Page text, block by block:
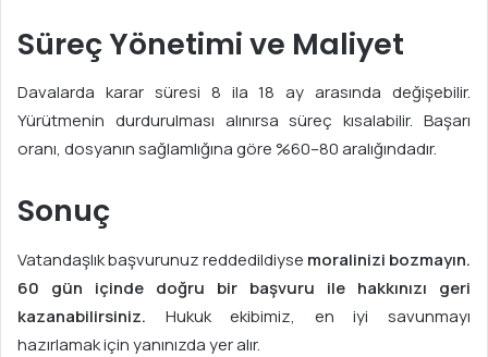
Süreç Yönetimi ve Maliyet
Davalarda karar süresi 8 ila 18 ay arasında değişebilir.
Yürütmenin durdurulması alınırsa süreç kısalabilir. Başarı
oranı, dosyanın sağlamlığına göre %60–80 aralığındadır.
Sonuç
Vatandaşlık başvurunuz reddedildiyse moralinizi bozmayın.
60 gün içinde doğru bir başvuru ile hakkınızı geri
kazanabilirsiniz. Hukuk ekibimiz, en iyi savunmayı
hazırlamak için yanınızda yer alır.